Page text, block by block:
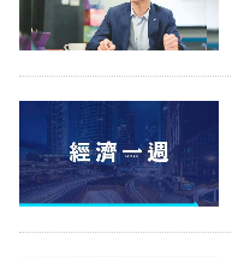
科
技
職
場
生